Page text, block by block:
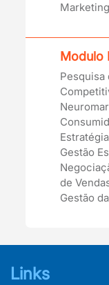
Modulo
Gestão
de
Gestão
Links